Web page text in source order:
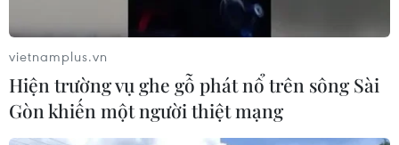
vietnamplus.vn
Hiện trường vụ ghe gỗ phát nổ trên sông Sài
Gòn khiến một người thiệt mạng